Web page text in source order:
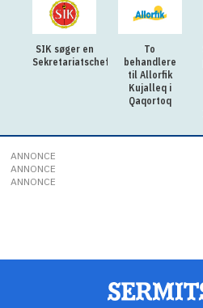
SIK søger en
Sekretariatschef
To
behandlere
til Allorfik
Kujalleq i
Qaqortoq
ANNONCE
ANNONCE
ANNONCE